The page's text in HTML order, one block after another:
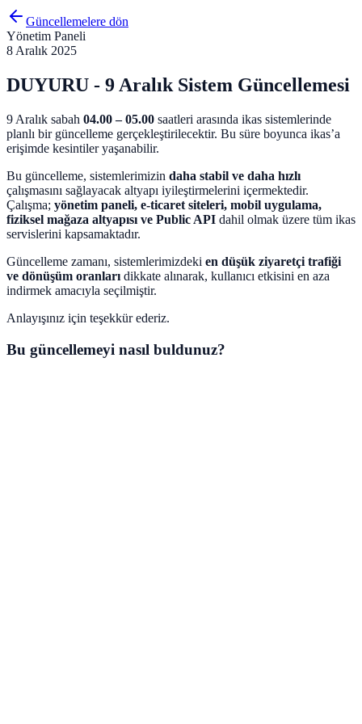
Güncellemelere dön
Yönetim Paneli
8 Aralık 2025
DUYURU - 9 Aralık Sistem Güncellemesi
9 Aralık sabah 04.00 – 05.00 saatleri arasında ikas sistemlerinde
planlı bir güncelleme gerçekleştirilecektir. Bu süre boyunca ikas’a
erişimde kesintiler yaşanabilir.
Bu güncelleme, sistemlerimizin daha stabil ve daha hızlı
çalışmasını sağlayacak altyapı iyileştirmelerini içermektedir.
Çalışma; yönetim paneli, e-ticaret siteleri, mobil uygulama,
fiziksel mağaza altyapısı ve Public API dahil olmak üzere tüm ikas
servislerini kapsamaktadır.
Güncelleme zamanı, sistemlerimizdeki en düşük ziyaretçi trafiği
ve dönüşüm oranları dikkate alınarak, kullanıcı etkisini en aza
indirmek amacıyla seçilmiştir.
Anlayışınız için teşekkür ederiz.
Bu güncellemeyi nasıl buldunuz?